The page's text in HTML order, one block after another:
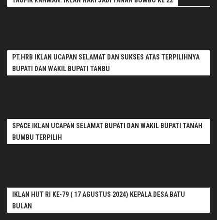
PT.HRB IKLAN UCAPAN SELAMAT DAN SUKSES ATAS TERPILIHNYA
BUPATI DAN WAKIL BUPATI TANBU
SPACE IKLAN UCAPAN SELAMAT BUPATI DAN WAKIL BUPATI TANAH
BUMBU TERPILIH
IKLAN HUT RI KE-79 ( 17 AGUSTUS 2024) KEPALA DESA BATU
BULAN